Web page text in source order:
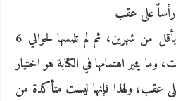
على عقب
كتبت أوتيسا المسودة الأولى بأقل من شهرين، ثم لم تلمسها لحوالي 6
أن تعيد كتابتها 3مرات، وما يثير اهتمامها في الكتابة هو اختيار
عقب، ولهذا فإنها ليست متأكدة من